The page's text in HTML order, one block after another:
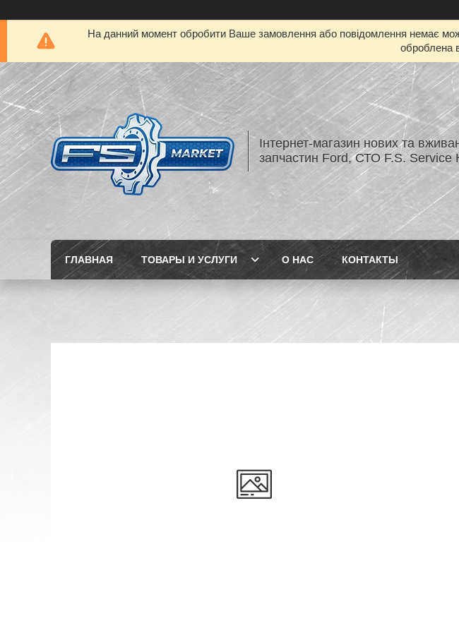
На данний момент обробити Ваше замовлення або повідомлення немає
оброблена
Інтернет-магазин нових та
запчастин Ford, СТО F.S. Service
ГЛАВНАЯ ТОВАРЫ И УСЛУГИ О НАС КОНТАКТЫ